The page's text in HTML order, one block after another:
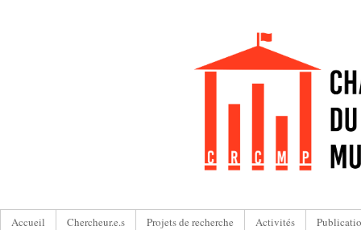
Accueil Chercheur.e.s Projets de recherche Activités